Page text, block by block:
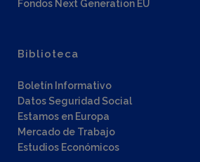
Fondos Next Generation EU
Biblioteca
Boletín Informativo
Datos Seguridad Social
Estamos en Europa
Mercado de Trabajo
Estudios Económicos